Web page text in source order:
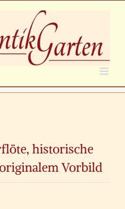
historische
Vorbild